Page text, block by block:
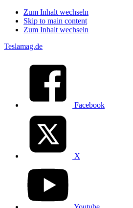
Zum Inhalt wechseln
Skip to main content
Zum Inhalt wechseln
Teslamag.de
Facebook
X